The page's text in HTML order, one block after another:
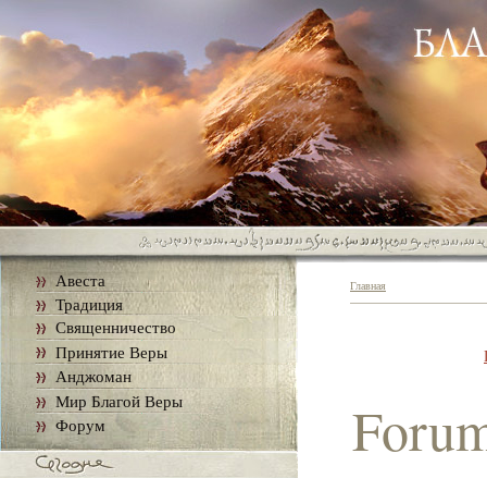
Авеста
Традиция
Священничество
Принятие Веры
Анджоман
Мир Благой Веры
Форум
Главная